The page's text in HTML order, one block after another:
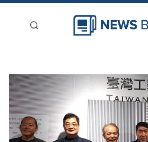
新聞稿分類
登入
刊登